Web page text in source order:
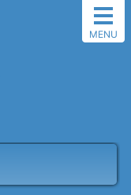
MENU